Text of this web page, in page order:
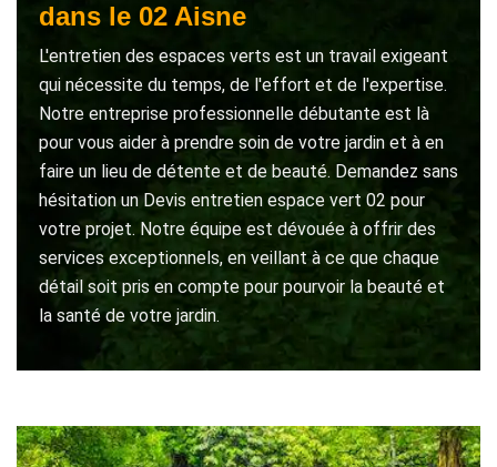
dans le 02 Aisne
L'entretien des espaces verts est un travail exigeant
qui nécessite du temps, de l'effort et de l'expertise.
Notre entreprise professionnelle débutante est là
pour vous aider à prendre soin de votre jardin et à en
faire un lieu de détente et de beauté. Demandez sans
hésitation un Devis entretien espace vert 02 pour
votre projet. Notre équipe est dévouée à offrir des
services exceptionnels, en veillant à ce que chaque
détail soit pris en compte pour pourvoir la beauté et
la santé de votre jardin.